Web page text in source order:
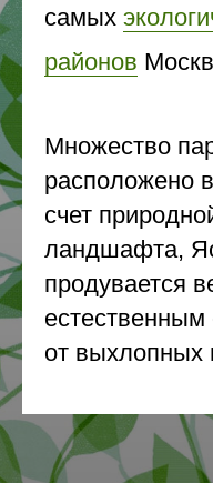
самых
районов
Множество
расположено
счет
ландшафта,
продувается
естественным
от выхлопных